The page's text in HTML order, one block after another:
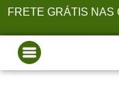
FRETE GRÁTIS NAS